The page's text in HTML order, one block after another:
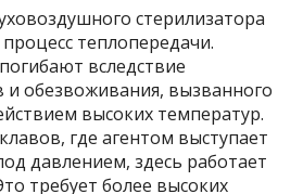
стерилизатора
теплопередачи.
вследствие
и обезвоживания, вызванного
высоких температур.
где агентом выступает
давлением, здесь работает
требует более высоких